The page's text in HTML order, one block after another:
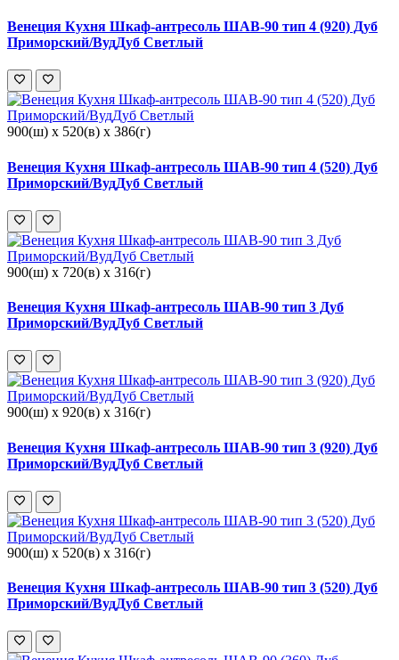
Венеция Кухня Шкаф-антресоль ШАВ-90 тип 4 (920) Дуб
Приморский/ВудДуб Светлый
900(ш) x 520(в) x 386(г)
Венеция Кухня Шкаф-антресоль ШАВ-90 тип 4 (520) Дуб
Приморский/ВудДуб Светлый
900(ш) x 720(в) x 316(г)
Венеция Кухня Шкаф-антресоль ШАВ-90 тип 3 Дуб
Приморский/ВудДуб Светлый
900(ш) x 920(в) x 316(г)
Венеция Кухня Шкаф-антресоль ШАВ-90 тип 3 (920) Дуб
Приморский/ВудДуб Светлый
900(ш) x 520(в) x 316(г)
Венеция Кухня Шкаф-антресоль ШАВ-90 тип 3 (520) Дуб
Приморский/ВудДуб Светлый